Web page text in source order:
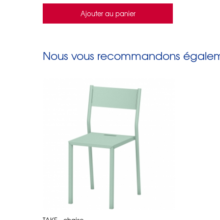
Ajouter au panier
Nous vous recommandons